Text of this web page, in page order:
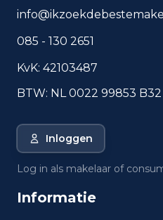
bouwperiodes
Soorten woningen
Vrijstaande woningen
Twee-onder-één-kap
Bouwperiode van
085 - 130 2651
KvK: 42103487
BTW: NL 0022 99853 B32
Inloggen
Log in als makelaar of
Informatie